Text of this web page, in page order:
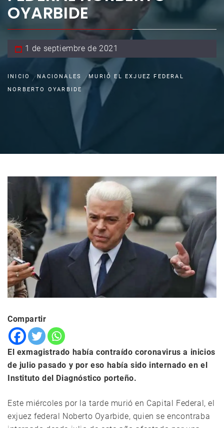
OYARBIDE
1 de septiembre de 2021
INICIO NACIONALES
MURIÓ EL EXJUEZ FEDERAL
NORBERTO OYARBIDE
Compartir
El exmagistrado había contraído coronavirus a inicios
de julio pasado y por eso había sido internado en el
Instituto del Diagnóstico porteño.
Este miércoles por la tarde murió en Capital Federal, el
exjuez federal Noberto Oyarbide, quien se encontraba